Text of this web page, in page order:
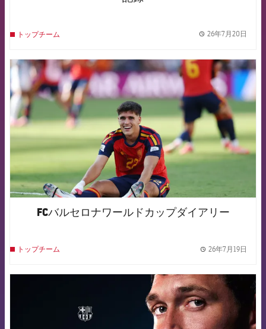
トップチーム 26年7月20日
FCB Barcelona badge
FCバルセロナワールドカップダイアリー
トップチーム 26年7月19日
FCB Barcelona badge